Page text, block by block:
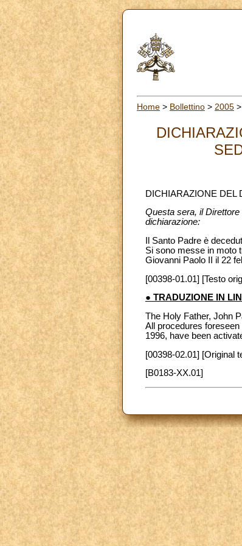
Home > Bollettino > 2005 >
DICHIARAZIONE DEL
Questa sera, il
dichiarazione:
Il Santo Padre è
Si sono messe in moto
Giovanni Paolo II il 22
[00398-01.01] [Testo
● TRADUZIONE IN
The Holy Father, John
All procedures
1996, have been
[00398-02.01] [Original
[B0183-XX.01]